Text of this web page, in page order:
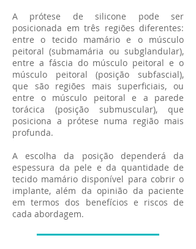
A prótese de silicone pode ser
posicionada em três regiões diferentes:
entre o tecido mamário e o músculo
peitoral (submamária ou subglandular),
entre a fáscia do músculo peitoral e o
músculo peitoral (posição subfascial),
que são regiões mais superficiais, ou
entre o músculo peitoral e a parede
torácica (posição submuscular), que
posiciona a prótese numa região mais
profunda.
A escolha da posição dependerá da
espessura da pele e da quantidade de
tecido mamário disponível para cobrir o
implante, além da opinião da paciente
em termos dos benefícios e riscos de
cada abordagem.
Agende sua consulta